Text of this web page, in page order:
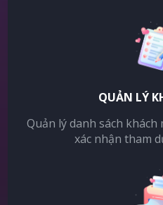
QUẢN LÝ
Quản lý danh sách
xác nhận tham